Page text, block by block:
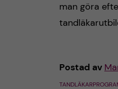
man göra
Postad av